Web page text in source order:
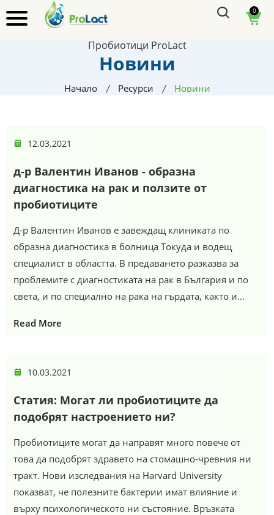
0
Пробиотици ProLact
Новини
Начало Ресурси Новини
12.03.2021
д-р Валентин Иванов - образна
диагностика на рак и ползите от
пробиотиците
Д-р Валентин Иванов е завеждащ клиниката по
образна диагностика в болница Токуда и водещ
специалист в областта. В предаването разказва за
проблемите с диагностиката на рак в България и по
света, и по специално на рака на гърдата, както и...
Read More
10.03.2021
Статия: Могат ли пробиотиците да
подобрят настроението ни?
Пробиотиците могат да направят много повече от
това да подобрят здравето на стомашно-чревния ни
тракт. Нови изследвания на Harvard University
показват, че полезните бактерии имат влияние и
върху психологическото ни състояние. Връзката